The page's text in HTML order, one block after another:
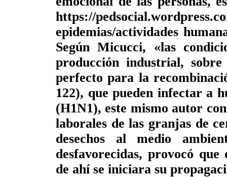
https://
epidemias/actividades
Según Micucci, «las
producción industrial,
perfecto para la
122), que pueden infectar a
(H1N1), este mismo autor
laborales de las granjas de
desechos al medio
desfavorecidas, provocó
de ahí se iniciara su